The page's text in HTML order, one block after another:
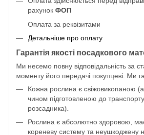
рахунок ФОП
Оплата за реквізитами
Детальніше про оплату
Гарантія якості посадкового
Ми несемо повну відповідальність за
моменту його передачі покупцеві. Ми
Кожна рослина є свіжовикопаною
чином підготовленою до
розсадника).
Рослина є абсолютно здоровою,
кореневу систему та неушкоджену